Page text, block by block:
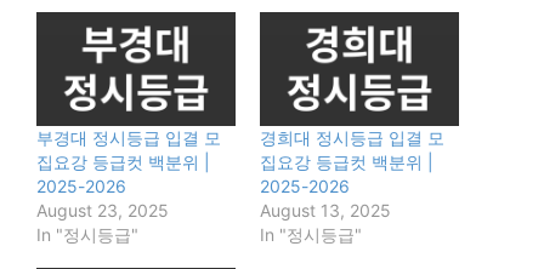
부경대 정시등급 입결 모
집요강 등급컷 백분위 |
2025-2026
August 23, 2025
In "정시등급"
경희대 정시등급 입결 모
집요강 등급컷 백분위 |
2025-2026
August 13, 2025
In "정시등급"